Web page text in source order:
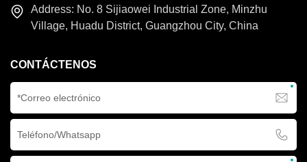
Address: No. 8 Sijiaowei Industrial Zone, Minzhu
Village, Huadu District, Guangzhou City, China
CONTÁCTENOS